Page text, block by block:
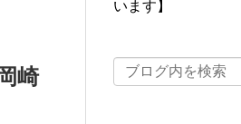
崎
います】